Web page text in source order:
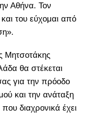
Αθήνα. Τον
του εύχομαι από
Μητσοτάκης
θα στέκεται
για την πρόοδο
και την ανάταξη
διαχρονικά έχει